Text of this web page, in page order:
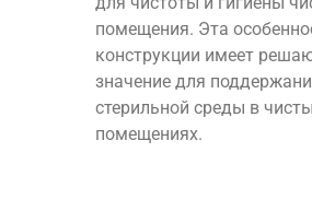
помещения. Эта
конструкции имеет
значение для
стерильной среды в
помещениях.